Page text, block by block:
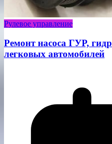
Рулевое управление
Ремонт насоса ГУР,
легковых автомобилей